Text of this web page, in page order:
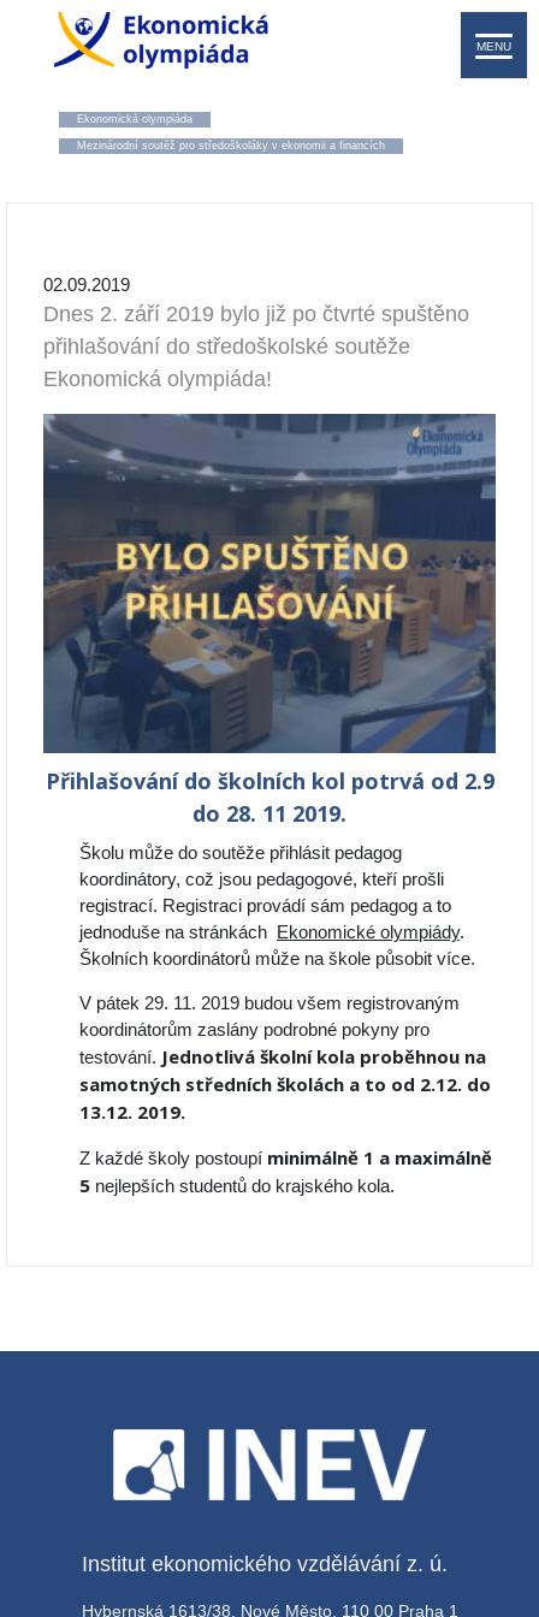
MENU
Ekonomická olympiáda
Mezinárodní soutěž pro středoškoláky v ekonomii a financích
02.09.2019
Dnes 2. září 2019 bylo již po čtvrté spuštěno
přihlašování do středoškolské soutěže
Ekonomická olympiáda!
Přihlašování do školních kol potrvá od 2.9
do 28. 11 2019.
Školu může do soutěže přihlásit pedagog
koordinátory, což jsou pedagogové, kteří prošli
registrací. Registraci provádí sám pedagog a to
jednoduše na stránkách Ekonomické olympiády.
Školních koordinátorů může na škole působit více.
V pátek 29. 11. 2019 budou všem registrovaným
koordinátorům zaslány podrobné pokyny pro
testování. Jednotlivá školní kola proběhnou na
samotných středních školách a to od 2.12. do
13.12. 2019.
Z každé školy postoupí minimálně 1 a maximálně
5 nejlepších studentů do krajského kola.
Institut ekonomického vzdělávání z. ú.
Hybernská 1613/38, Nové Město, 110 00 Praha 1